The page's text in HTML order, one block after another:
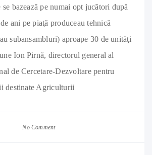
bazează pe numai opt jucători după
ani pe piaţă produceau tehnică
subansambluri) aproape 30 de unităţi
Ion Pirnă, directorul general al
de Cercetare-Dezvoltare pentru
destinate Agriculturii
No Comment